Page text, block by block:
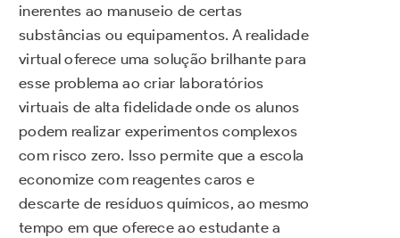
inerentes ao manuseio de certas
substâncias ou equipamentos. A realidade
virtual oferece uma solução brilhante para
esse problema ao criar laboratórios
virtuais de alta fidelidade onde os alunos
podem realizar experimentos complexos
com risco zero. Isso permite que a escola
economize com reagentes caros e
descarte de resíduos químicos, ao mesmo
tempo em que oferece ao estudante a